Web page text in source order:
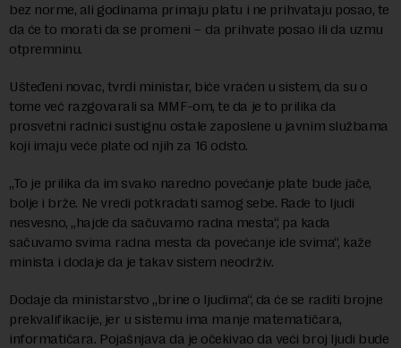
bez norme, ali godinama primaju platu i ne prihvataju posao, te
da će to morati da se promeni – da prihvate posao ili da uzmu
otpremninu.
Ušteđeni novac, tvrdi ministar, biće vraćen u sistem, da su o
tome već razgovarali sa MMF-om, te da je to prilika da
prosvetni radnici sustignu ostale zaposlene u javnim službama
koji imaju veće plate od njih za 16 odsto.
„To je prilika da im svako naredno povećanje plate bude jače,
bolje i brže. Ne vredi potkradati samog sebe. Rade to ljudi
nesvesno, „hajde da sačuvamo radna mesta“, pa kada
sačuvamo svima radna mesta da povećanje ide svima“, kaže
minista i dodaje da je takav sistem neodrživ.
Dodaje da ministarstvo „brine o ljudima“, da će se raditi brojne
prekvalifikacije, jer u sistemu ima manje matematičara,
informatičara. Pojašnjava da je očekivao da veći broj ljudi bude